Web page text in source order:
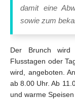
damit eine
sowie zum
Der Brunch wird
Flusstagen oder
wird, angeboten.
ab 8.00 Uhr. Ab
und warme